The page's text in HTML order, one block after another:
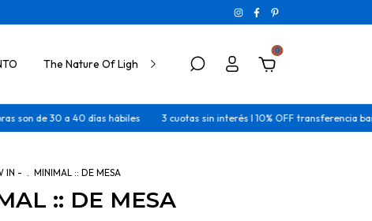
The Nature Of Light
0
30 a 40 días hábiles 3 cuotas sin interés I 10% OFF transferencia bancaria
IN - . MINIMAL :: DE MESA
:: DE MESA